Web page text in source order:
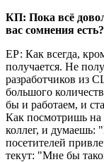
КП: Пока всё
вас сомнения есть?
ЕР: Как всегда,
получается. Не
разработчиков из
большого
бы и работаем, и
Как посмотришь на
коллег, и думаешь:
посетителей
текут: "Мне бы